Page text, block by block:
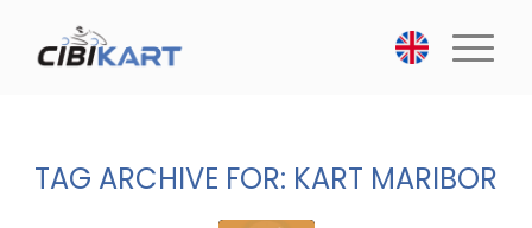
TAG ARCHIVE FOR: KART MARIBOR